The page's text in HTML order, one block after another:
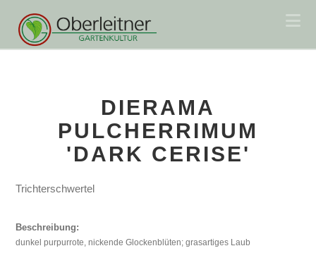
DIERAMA
PULCHERRIMUM
'DARK CERISE'
Trichterschwertel
Beschreibung:
dunkel purpurrote, nickende Glockenblüten; grasartiges Laub